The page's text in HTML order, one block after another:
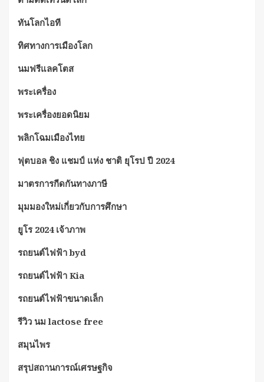
ทันโลกไอที
ทิศทางการเมืองโลก
นมฟรีแลคโตส
พระเครื่อง
พระเครื่องยอดนิยม
พลิกโฉมเมืองไทย
ฟุตบอล ชิง แชมป์ แห่ง ชาติ ยุโรป ปี 2024
มาตรการกีดกันทางภาษี
มุมมองใหม่เกี่ยวกับการศึกษา
ยูโร 2024 เจ้าภาพ
รถยนต์ไฟฟ้า byd
รถยนต์ไฟฟ้า Kia
รถยนต์ไฟฟ้าขนาดเล็ก
รีวิว นม lactose free
สมุนไพร
สรุปสถานการณ์เศรษฐกิจ